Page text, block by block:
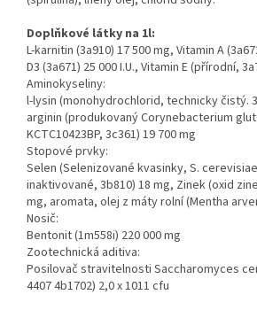
Doplňkové látky na 1l:
L-karnitin (3a910) 17 500 mg, Vitamin A
D3 (3a671) 25 000 I.U., Vitamin E (přírodní,
Aminokyseliny:
l-lysin (monohydrochlorid, technicky čistý.
arginin (produkovaný Corynebacterium
KCTC10423BP, 3c361) 19 700 mg
Stopové prvky:
Selen (Selenizované kvasinky, S. cerevisiae
inaktivované, 3b810) 18 mg, Zinek (oxid
mg, aromata, olej z máty rolní (Mentha
Nosič:
Bentonit (1m558i) 220 000 mg
Zootechnická aditiva:
Posilovač stravitelnosti Saccharomyces
4407 4b1702) 2,0 x 1011 cfu